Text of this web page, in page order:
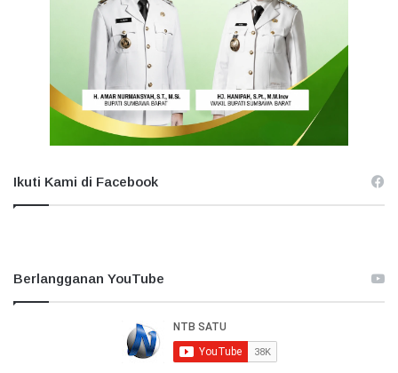
Ikuti Kami di Facebook
Berlangganan YouTube